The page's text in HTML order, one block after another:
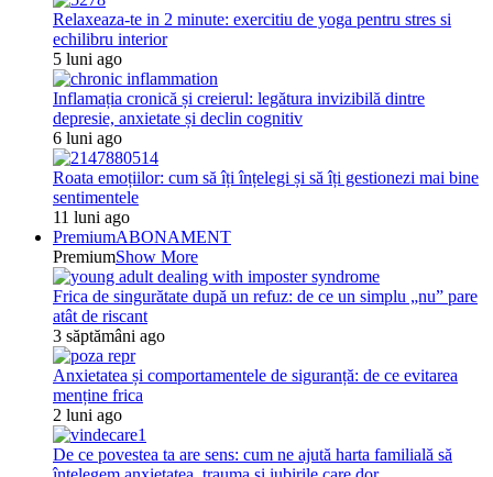
Relaxeaza-te in 2 minute: exercitiu de yoga pentru stres si
echilibru interior
5 luni ago
Inflamația cronică și creierul: legătura invizibilă dintre
depresie, anxietate și declin cognitiv
6 luni ago
Roata emoțiilor: cum să îți înțelegi și să îți gestionezi mai bine
sentimentele
11 luni ago
PremiumABONAMENT
PremiumShow More
Frica de singurătate după un refuz: de ce un simplu „nu” pare
atât de riscant
3 săptămâni ago
Anxietatea și comportamentele de siguranță: de ce evitarea
menține frica
2 luni ago
De ce povestea ta are sens: cum ne ajută harta familială să